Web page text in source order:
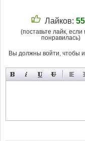
Лайков: 55
(поставьте лайк, если
понравилась)
Вы должны войти, чтобы